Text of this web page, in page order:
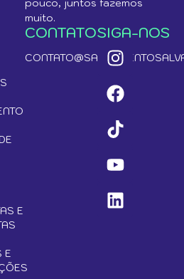
pouco, juntos fazemos
muito.
E
E
CONTATOSIGA-NOS